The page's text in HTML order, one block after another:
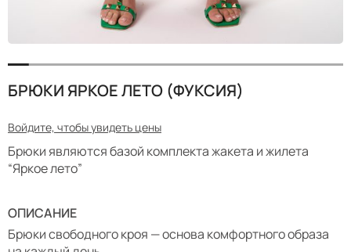
БРЮКИ ЯРКОЕ ЛЕТО (ФУКСИЯ)
Войдите, чтобы увидеть цены
Брюки являются базой комплекта жакета и жилета
“Яркое лето”
ОПИСАНИЕ
Брюки свободного кроя — основа комфортного образа